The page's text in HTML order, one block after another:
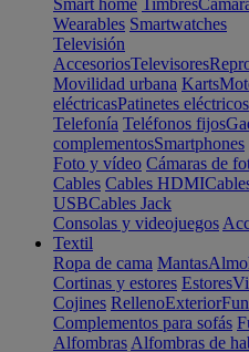
Smart home Timbres
Wearables Smartwatches
Televisión
AccesoriosTelevisores
Movilidad urbana Karts
eléctricasPatinetes eléctricos
Telefonía Teléfonos fijos
complementosSmartphones
Foto y vídeo Cámaras de
Cables Cables HDMI
USBCables Jack
Consolas y videojuegos
Textil
Ropa de cama Mantas
Cortinas y estores Estores
Cojines RellenoExterior
Complementos para sofás
Alfombras Alfombras de